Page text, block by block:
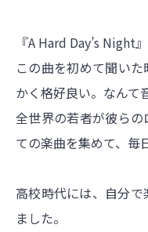
『A Hard Day’s Night
この曲を初めて聞い
かく格好良い。なんて
全世界の若者が彼ら
ての楽曲を集めて、毎
高校時代には、自分
ました。